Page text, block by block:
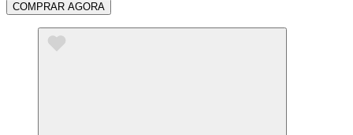
COMPRAR AGORA